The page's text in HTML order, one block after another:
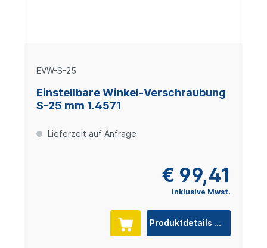
EVW-S-25
Einstellbare Winkel-Verschraubung
S-25 mm 1.4571
Lieferzeit auf Anfrage
€ 99,41
inklusive Mwst.
Produktdetails